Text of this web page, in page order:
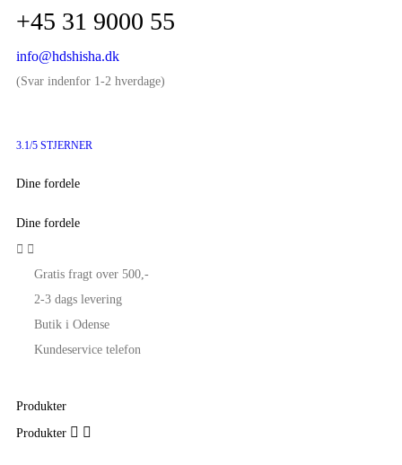
+45 31 9000 55
info@hdshisha.dk
(Svar indenfor 1-2 hverdage)
3.1/5 STJERNER
Dine fordele
Dine fordele
 
Gratis fragt over 500,-
2-3 dags levering
Butik i Odense
Kundeservice telefon
Produkter
Produkter  